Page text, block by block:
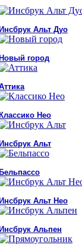
Альт Дуо
город
Нео
Альт
Альт Нео
Альпен